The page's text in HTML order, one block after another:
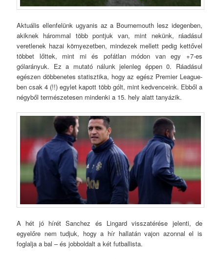
Aktuális ellenfelünk ugyanis az a Bournemouth lesz idegenben,
akiknek hárommal több pontjuk van, mint nekünk, ráadásul
veretlenek hazai környezetben, mindezek mellett pedig kettővel
többet lőttek, mint mi és pofátlan módon van egy +7-es
gólarányuk. Ez a mutató nálunk jelenleg éppen 0. Ráadásul
egészen döbbenetes statisztika, hogy az egész Premier League-
ben csak 4 (!!) egylet kapott több gólt, mint kedvenceink. Ebből a
négyből természetesen mindenki a 15. hely alatt tanyázik.
A hét jó hírét Sanchez és Lingard visszatérése jelenti, de
egyelőre nem tudjuk, hogy a hír hallatán vajon azonnal el is
foglalja a bal – és jobboldalt a két futballista.